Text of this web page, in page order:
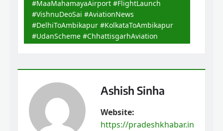
#MaaMahamayaAirport #FlightLaunch
#VishnuDeoSai #AviationNews
#DelhiToAmbikapur #KolkataToAmbikapur
#UdanScheme #ChhattisgarhAviation
Ashish Sinha
Website:
https://pradeshkhabar.in